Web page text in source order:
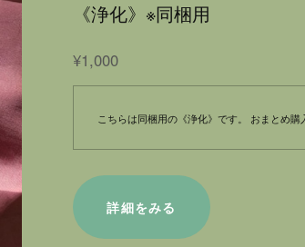
《浄化》※同梱用
¥1,000
詳細をみる